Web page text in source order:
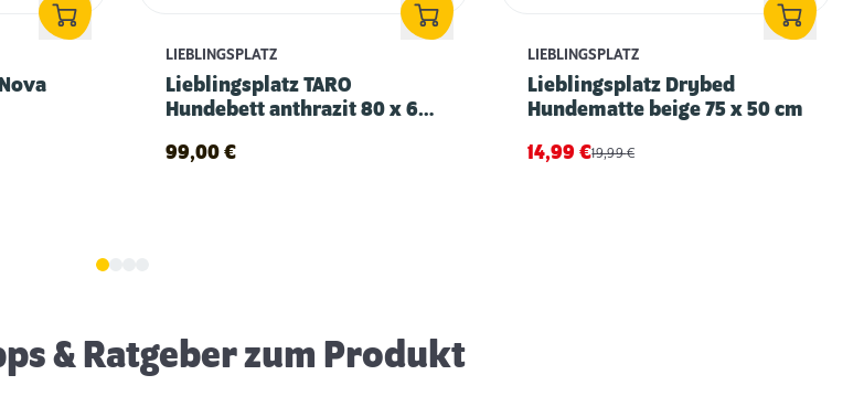
LIEBLINGSPLATZ
Lieblingsplatz TARO
Hundebett anthrazit 80 x 60
99,00 €
LIEBLINGSPLATZ
Lieblingsplatz Drybed
Hundematte beige 75 x 50 cm
14,99€19,99€
& Ratgeber zum Produkt